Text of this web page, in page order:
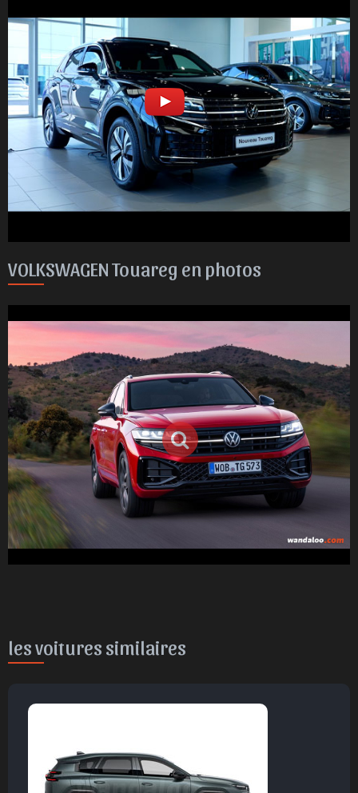
VOLKSWAGEN Touareg en photos
les voitures similaires